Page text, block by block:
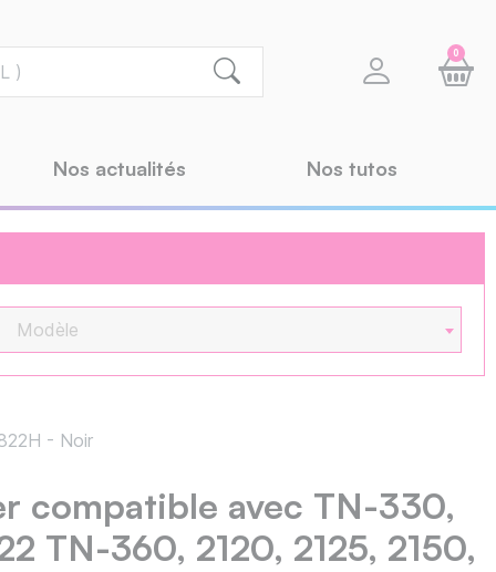
0
Nos actualités Nos tutos
Modèle
- Noir
compatible avec TN-330,
TN-360, 2120, 2125, 2150,